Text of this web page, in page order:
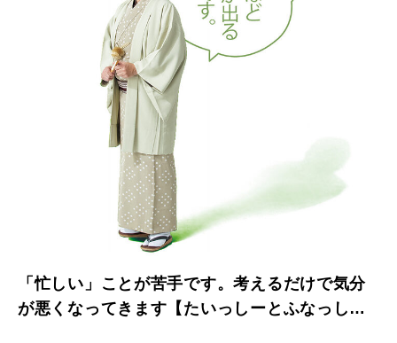
「忙しい」ことが苦手です。考えるだけで気分
が悪くなってきます【たいっしーとふなっしー